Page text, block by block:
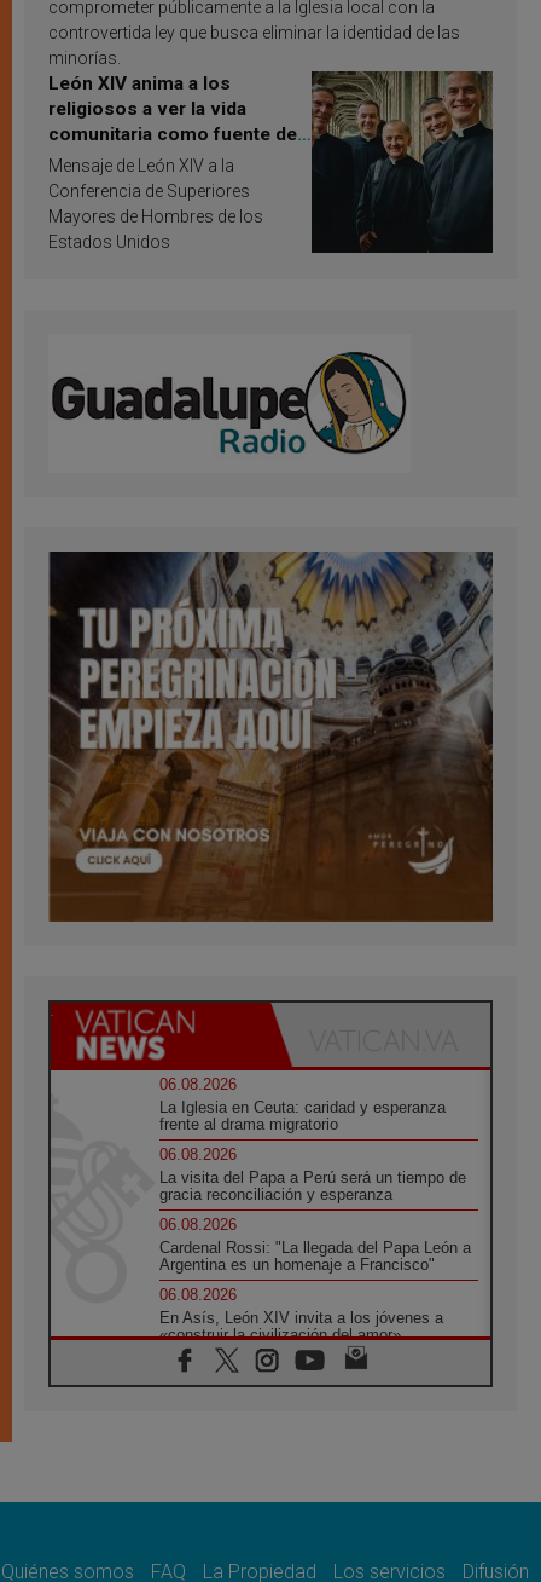
comprometer públicamente a la Iglesia local con la
controvertida ley que busca eliminar la identidad de las
minorías.
León XIV anima a los
religiosos a ver la vida
comunitaria como fuente de
inspiración y santificación
Mensaje de León XIV a la
Conferencia de Superiores
Mayores de Hombres de los
Estados Unidos
06.08.2026
La Iglesia en Ceuta: caridad y esperanza
frente al drama migratorio
06.08.2026
La visita del Papa a Perú será un tiempo de
gracia reconciliación y esperanza
06.08.2026
Cardenal Rossi: "La llegada del Papa León a
Argentina es un homenaje a Francisco"
06.08.2026
En Asís, León XIV invita a los jóvenes a
«construir la civilización del amor»
05.08.2026
El cardenal Parolin en México: Toda la
05.08.2026
de hoy
Quiénes somos FAQ La Propiedad Los servicios Difusión